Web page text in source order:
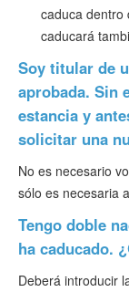
caduca dentro
caducará
Soy titular de
aprobada. Sin
estancia y
solicitar una
No es necesario
sólo es necesaria
Tengo doble
ha caducado.
Deberá introducir